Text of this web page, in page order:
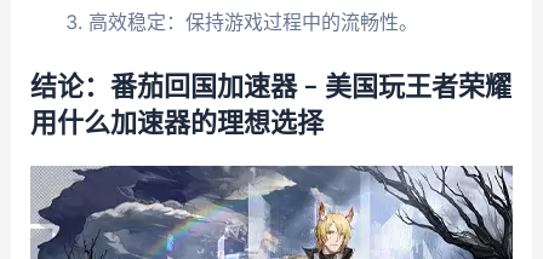
高效稳定：保持游戏过程中的流畅性。
结论：番茄回国加速器 – 美国玩王者荣耀
用什么加速器的理想选择